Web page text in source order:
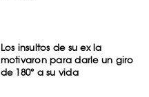
Los insultos de su ex la
motivaron para darle un giro
de 180° a su vida